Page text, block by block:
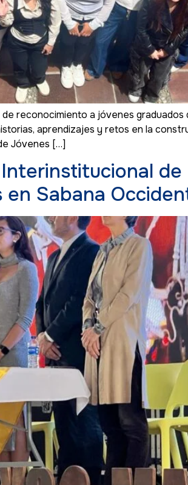
reconocimiento a jóvenes
aprendizajes y retos en la
Jóvenes […]
Sabana